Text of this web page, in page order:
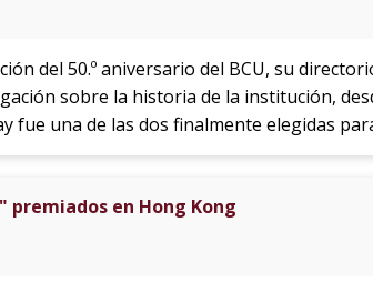
del 50.º aniversario del BCU, su
sobre la historia de la institución,
fue una de las dos finalmente elegidas
premiados en Hong Kong